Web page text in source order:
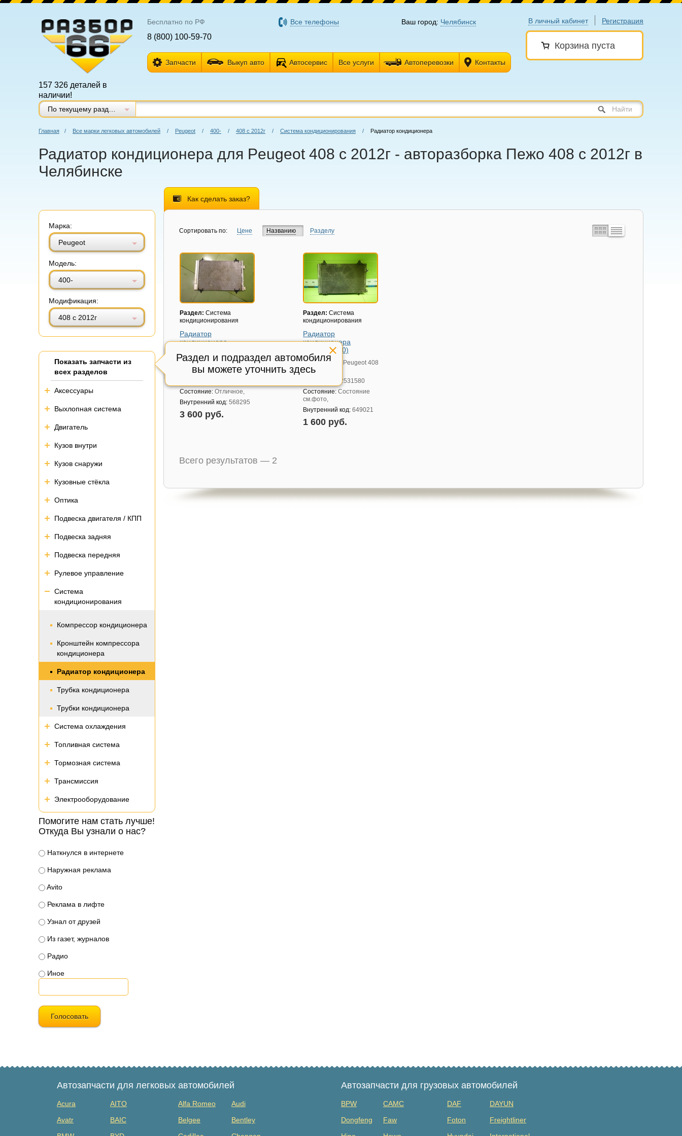
В личный кабинет Регистрация
Корзина пуста
157 326 деталей в
наличии!
Бесплатно по РФ
8 (800) 100-59-70
Все телефоны Ваш город: Челябинск
Запчасти Выкуп авто Автосервис Все услуги Автоперевозки Контакты
Найти
Главная / Все марки легковых автомобилей / Peugeot / 400- / 408 с 2012г / Система кондиционирования / Радиатор кондиционера
Радиатор кондиционера для Peugeot 408 с 2012г - авторазборка Пежо 408 с 2012г в
Челябинске
Марка:
Peugeot
Модель:
400-
Модификация:
408 с 2012г
Раздел и подраздел автомобиля
вы можете уточнить здесь
Показать запчасти из
всех разделов
Аксессуары
Выхлопная система
Двигатель
Кузов внутри
Кузов снаружи
Кузовные стёкла
Оптика
Подвеска двигателя / КПП
Подвеска задняя
Подвеска передняя
Рулевое управление
Система
кондиционирования
Компрессор кондиционера
Кронштейн компрессора
кондиционера
Радиатор кондиционера
Трубка кондиционера
Трубки кондиционера
Система охлаждения
Топливная система
Тормозная система
Трансмиссия
Электрооборудование
Помогите нам стать лучше!
Откуда Вы узнали о нас?
Наткнулся в интернете
Наружная реклама
Avito
Реклама в лифте
Узнал от друзей
Из газет, журналов
Радио
Иное
Голосовать
Как сделать заказ?
Сортировать по: Цене Названию Разделу
Раздел: Система
кондиционирования
Радиатор
кондиционера
Модель авто: Peugeot 408
с 2012г
Состояние: Отличное,
Внутренний код: 568295
3 600 руб.
Раздел: Система
кондиционирования
Радиатор
кондиционера
(9682531580)
Модель авто:
Peugeot 408
с 2012г
9682531580
Состояние:Состояние
см.фото,
Внутренний код:649021
1 600 руб.
Всего результатов — 2
Автозапчасти для легковых автомобилей
Acura AITO Alfa Romeo
Audi
Avatr
BAIC Belgee
Bentley
Автозапчасти для грузовых автомобилей
BPW CAMC DAF
DAYUN
Dongfeng
Faw Foton
Freightliner